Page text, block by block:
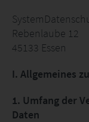
Rebenlaube 12
45133 Essen
I. Allgemeines
1. Umfang der
Daten